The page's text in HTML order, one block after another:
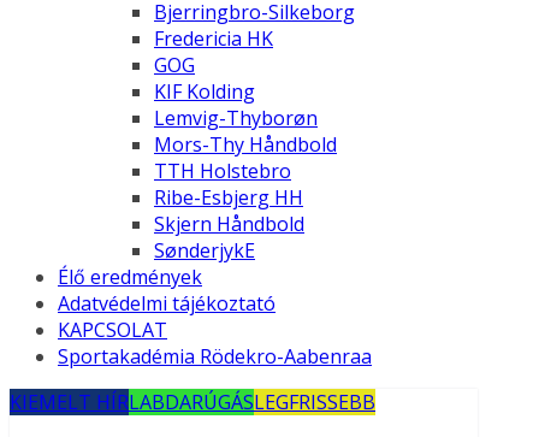
Bjerringbro-Silkeborg
Fredericia HK
GOG
KIF Kolding
Lemvig-Thyborøn
Mors-Thy Håndbold
TTH Holstebro
Ribe-Esbjerg HH
Skjern Håndbold
SønderjykE
Élő eredmények
Adatvédelmi tájékoztató
KAPCSOLAT
Sportakadémia Rödekro-Aabenraa
KIEMELT HÍRLABDARÚGÁSLEGFRISSEBB